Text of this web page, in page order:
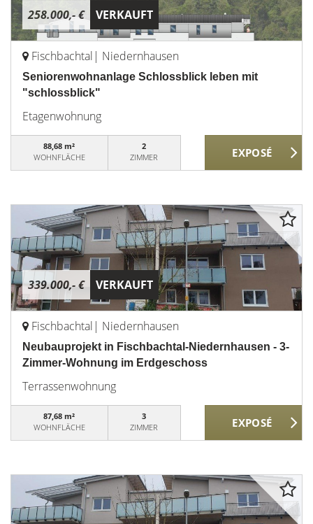
258.000,- € VERKAUFT
Fischbachtal| Niedernhausen
Seniorenwohnanlage Schlossblick leben mit
"schlossblick"
Etagenwohnung
88,68 m²
WOHNFLÄCHE
2
ZIMMER
339.000,- € VERKAUFT
Fischbachtal| Niedernhausen
Neubauprojekt in Fischbachtal-Niedernhausen - 3-
Zimmer-Wohnung im Erdgeschoss
Terrassenwohnung
87,68 m²
WOHNFLÄCHE
3
ZIMMER